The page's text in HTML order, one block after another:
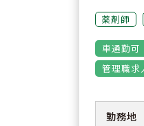
薬剤師
車通勤可
管理職求
勤務地